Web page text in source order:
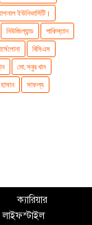
ইউনিভার্সিটি।
নিউজিল্যান্ড
পাকিস্তান
বিসিএস
মো. সবুর খান
সাফল্য
ক্যারিয়ার
লাইফস্টাইল